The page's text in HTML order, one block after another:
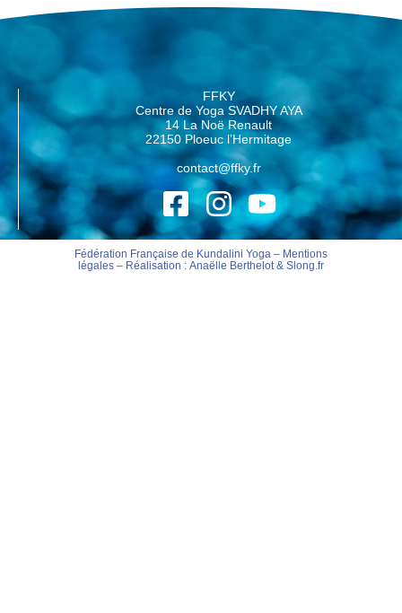
FFKY
Centre de Yoga SVADHY AYA
14 La Noë Renault
22150 Ploeuc l’Hermitage
contact@ffky.fr
Fédération Française de Kundalini Yoga – Mentions
légales– Réalisation : Anaëlle Berthelot& Slong.fr